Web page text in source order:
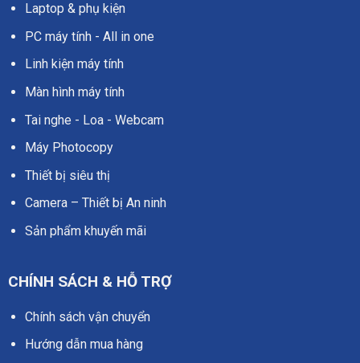
Laptop & phụ kiện
PC máy tính - All in one
Linh kiện máy tính
Màn hình máy tính
Tai nghe - Loa - Webcam
Máy Photocopy
Thiết bị siêu thị
Camera – Thiết bị An ninh
Sản phẩm khuyến mãi
CHÍNH SÁCH & HỖ TRỢ
Chính sách vận chuyển
Hướng dẫn mua hàng